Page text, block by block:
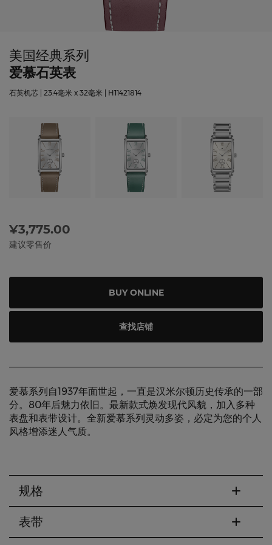
美国经典系列
爱慕石英表
石英机芯 | 23.4毫米 x 32毫米 | H11421814
¥3,775.00
建议零售价
BUY ONLINE
查找店铺
爱慕系列自1937年面世起，一直是汉米尔顿历史传承的一部
分。80年后魅力依旧。最新款式焕发现代风貌，加入多种
表盘和表带设计。全新爱慕系列灵动多姿，必定为您的个人
风格增添迷人气质。
规格
表带